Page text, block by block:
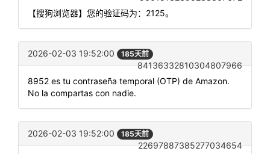
【搜狗浏览器】您的验证码为：2125。
2026-02-03 19:52:00 185天前
84136332810304807966
8952 es tu contraseña temporal (OTP) de Amazon.
No la compartas con nadie.
2026-02-03 19:52:00 185天前
22697887385277034654